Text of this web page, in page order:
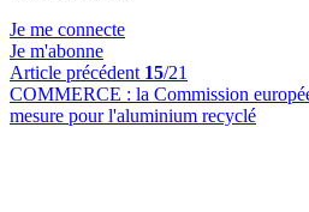
Je me connecte
Je m'abonne
Article précédent 15/21
COMMERCE : la Commission
mesure pour l'aluminium recyclé